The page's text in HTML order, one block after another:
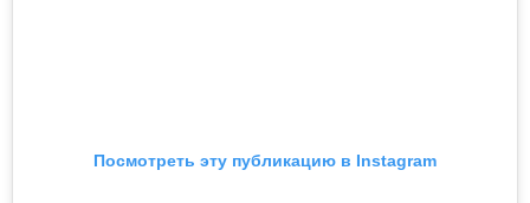
Посмотреть эту публикацию в Instagram